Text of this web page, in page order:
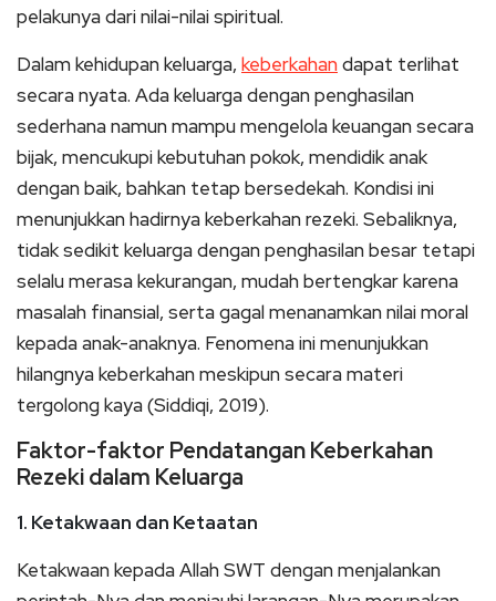
pelakunya dari nilai-nilai spiritual.
Dalam kehidupan keluarga, keberkahandapat terlihat
secara nyata. Ada keluarga dengan penghasilan
sederhana namun mampu mengelola keuangan secara
bijak, mencukupi kebutuhan pokok, mendidik anak
dengan baik, bahkan tetap bersedekah. Kondisi ini
menunjukkan hadirnya keberkahan rezeki. Sebaliknya,
tidak sedikit keluarga dengan penghasilan besar tetapi
selalu merasa kekurangan, mudah bertengkar karena
masalah finansial, serta gagal menanamkan nilai moral
kepada anak-anaknya. Fenomena ini menunjukkan
hilangnya keberkahan meskipun secara materi
tergolong kaya (Siddiqi, 2019).
Faktor-faktor Pendatangan Keberkahan
Rezeki dalam Keluarga
1. Ketakwaan dan Ketaatan
Ketakwaan kepada Allah SWT dengan menjalankan